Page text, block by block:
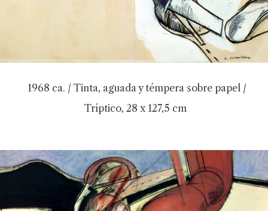
1968 ca. / Tinta, aguada y témpera sobre papel /
Tríptico, 28 x 127,5 cm